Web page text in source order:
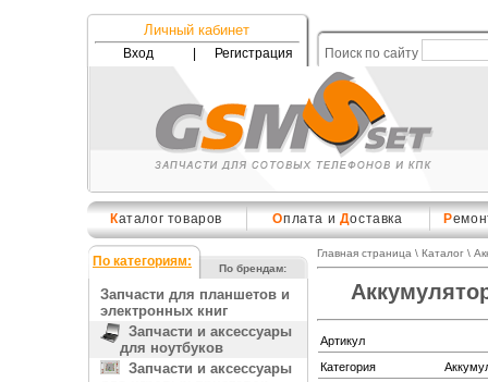
Личный кабинет
Вход Регистрация Поиск по сайту
Каталог товаров Оплата и Доставка Р
По категориям: По брендам:
Запчасти для планшетов и
электронных книг
Запчасти и аксессуары
для ноутбуков
Запчасти и аксессуары
Главная страница \ Каталог\
Артикул
Категория